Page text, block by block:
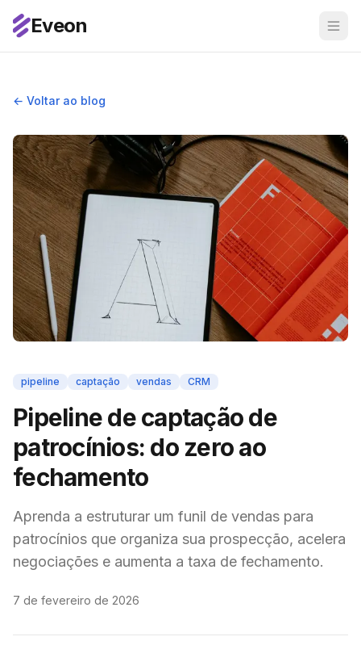
Eveon
← Voltar ao blog
pipeline captação vendas CRM
Pipeline de captação de
patrocínios: do zero ao
fechamento
Aprenda a estruturar um funil de vendas para
patrocínios que organiza sua prospecção, acelera
negociações e aumenta a taxa de fechamento.
7 de fevereiro de 2026